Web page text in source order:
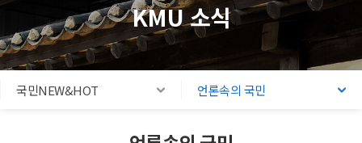
KMU 소식
국민NEW&HOT 언론속의 국민